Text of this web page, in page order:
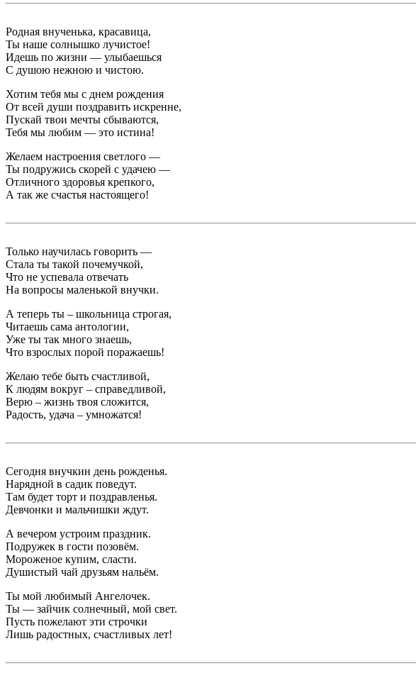
Родная внученька, красавица,
Ты наше солнышко лучистое!
Идешь по жизни — улыбаешься
С душою нежною и чистою.
Хотим тебя мы с днем рождения
От всей души поздравить искренне,
Пускай твои мечты сбываются,
Тебя мы любим — это истина!
Желаем настроения светлого —
Ты подружись скорей с удачею —
Отличного здоровья крепкого,
А так же счастья настоящего!
Только научилась говорить —
Стала ты такой почемучкой,
Что не успевала отвечать
На вопросы маленькой внучки.
А теперь ты – школьница строгая,
Читаешь сама антологии,
Уже ты так много знаешь,
Что взрослых порой поражаешь!
Желаю тебе быть счастливой,
К людям вокруг – справедливой,
Верю – жизнь твоя сложится,
Радость, удача – умножатся!
Сегодня внучкин день рожденья.
Нарядной в садик поведут.
Там будет торт и поздравленья.
Девчонки и мальчишки ждут.
А вечером устроим праздник.
Подружек в гости позовём.
Мороженое купим, сласти.
Душистый чай друзьям нальём.
Ты мой любимый Ангелочек.
Ты — зайчик солнечный, мой свет.
Пусть пожелают эти строчки
Лишь радостных, счастливых лет!